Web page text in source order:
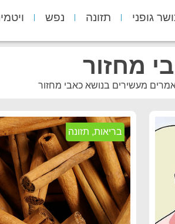
גופני תזונה נפש
מחזור
מעשירים בנושא כאבי מחזור
בריאות, תזונה